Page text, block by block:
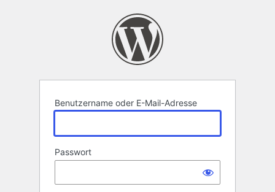
Benutzername oder E-Mail-Adresse
Passwort